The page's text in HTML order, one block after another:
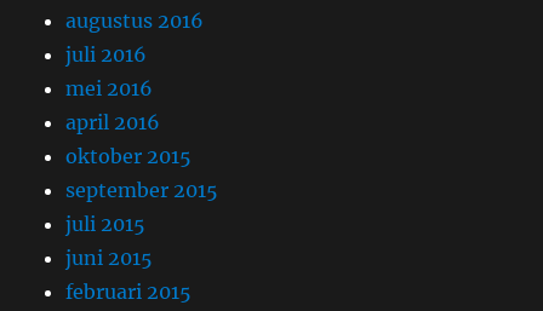
augustus 2016
juli 2016
mei 2016
april 2016
oktober 2015
september 2015
juli 2015
juni 2015
februari 2015